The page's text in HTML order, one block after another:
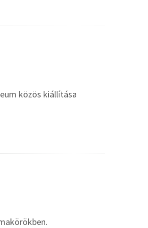
közös kiállítása